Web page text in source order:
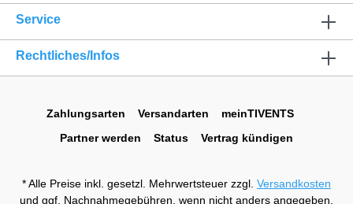
Service
Rechtliches/Infos
Zahlungsarten Versandarten
meinTIVENTS
Partner werden
Status Vertrag kündigen
* Alle Preise inkl. gesetzl. Mehrwertsteuer zzgl. Versandkosten
und ggf. Nachnahmegebühren, wenn nicht anders angegeben.